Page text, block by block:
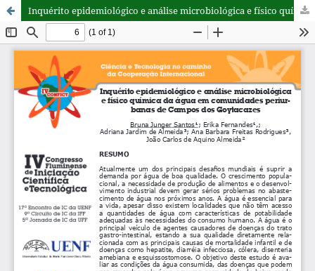
Inquérito epidemiológico e análise microbiológica e físico química da água em comunidades periurbanas de Campos dos Goytacazes